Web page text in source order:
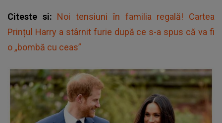
Citeste si: Noi tensiuni în familia regală! Cartea
Prințul Harry a stârnit furie după ce s-a spus că va fi
o „bombă cu ceas”